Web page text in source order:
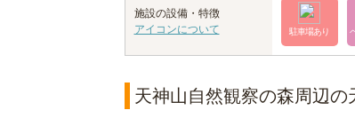
施設の設備・特徴
アイコンについて
駐車場あり
天神山自然観察の森周辺の